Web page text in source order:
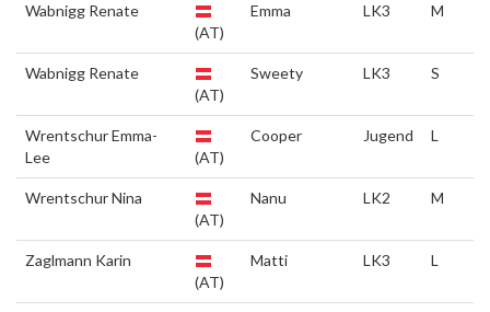
Wabnigg Renate
(AT)
Emma LK3 M
Wabnigg Renate
(AT)
Sweety LK3 S
Wrentschur Emma-
Lee
(AT)
Cooper Jugend L
Wrentschur Nina
(AT)
Nanu LK2 M
Zaglmann Karin
(AT)
Matti LK3 L